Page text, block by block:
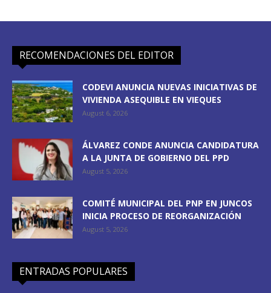
RECOMENDACIONES DEL EDITOR
CODEVI ANUNCIA NUEVAS INICIATIVAS DE
VIVIENDA ASEQUIBLE EN VIEQUES
August 6, 2026
ÁLVAREZ CONDE ANUNCIA CANDIDATURA
A LA JUNTA DE GOBIERNO DEL PPD
August 5, 2026
COMITÉ MUNICIPAL DEL PNP EN JUNCOS
INICIA PROCESO DE REORGANIZACIÓN
August 5, 2026
ENTRADAS POPULARES